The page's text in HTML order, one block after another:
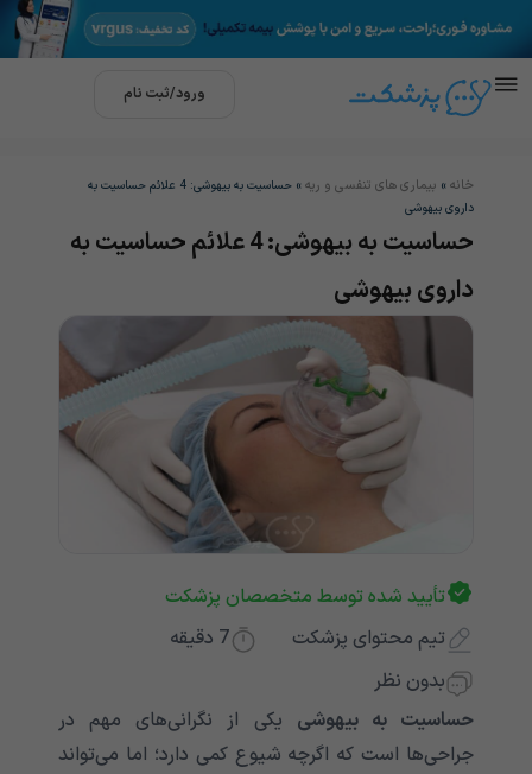
ورود/ثبت نام
خانه » بیماری های تنفسی و ریه »
حساسیت به بیهوشی: 4 علائم حساسیت به
داروی بیهوشی
حساسیت به بیهوشی: 4 علائم حساسیت به
داروی بیهوشی
تأیید شده توسط متخصصان پزشکت
تیم محتوای پزشکت
7 دقیقه
بدون نظر
حساسیت به بیهوشی یکی از نگرانی‌های مهم در
جراحی‌ها است که اگرچه شیوع کمی دارد؛ اما می‌تواند